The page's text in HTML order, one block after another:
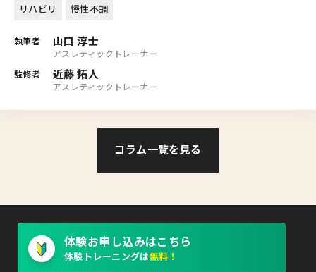
リハビリ 慢性不調
執筆者 山口 淳士
アスレティックトレーナー
監修者
近藤 拓人
アスレティックトレーナー
コラム一覧を見る
体験お申し込みはこちら
体験トレーニングは無料！